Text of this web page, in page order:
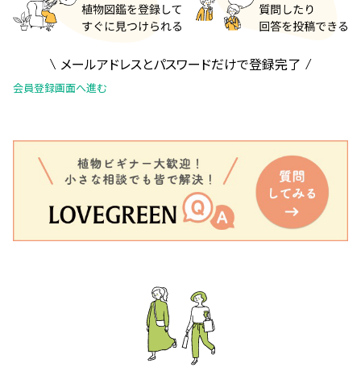
メールアドレスとパスワードだけで登録完了
会員登録画面へ進む